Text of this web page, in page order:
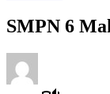
SMPN 6